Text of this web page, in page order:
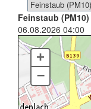
Feinstaub (PM10)
06.08.2026 04:00
+
–